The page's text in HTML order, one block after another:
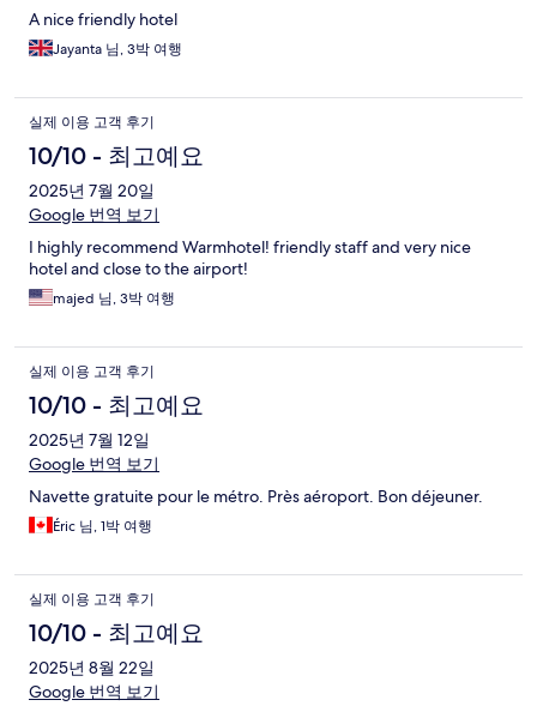
A nice friendly hotel
Jayanta 님, 3박 여행
실제 이용 고객 후기
10/10 - 최고예요
2025년 7월 20일
Google 번역 보기
I highly recommend Warmhotel! friendly staff and very nice
hotel and close to the airport!
majed 님, 3박 여행
실제 이용 고객 후기
10/10 - 최고예요
2025년 7월 12일
Google 번역 보기
Navette gratuite pour le métro. Près aéroport. Bon déjeuner.
Éric 님, 1박 여행
실제 이용 고객 후기
10/10 - 최고예요
2025년 8월 22일
Google 번역 보기